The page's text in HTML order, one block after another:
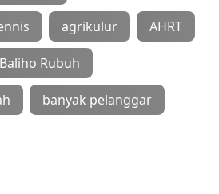
agrikulur AHRT
Baliho Rubuh
banyak pelanggar